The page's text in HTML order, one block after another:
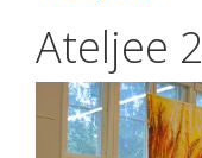
Ateljee 2